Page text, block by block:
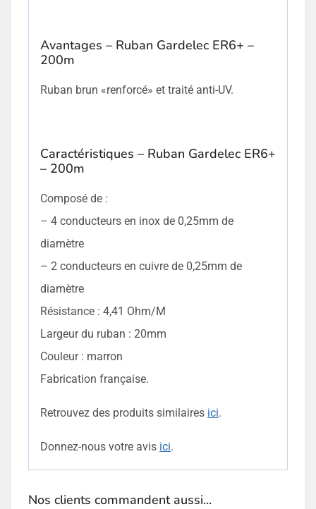
Avantages – Ruban Gardelec ER6+ –
200m
Ruban brun «renforcé» et traité anti-UV.
Caractéristiques – Ruban Gardelec ER6+
– 200m
Composé de :
– 4 conducteurs en inox de 0,25mm de
diamètre
– 2 conducteurs en cuivre de 0,25mm de
diamètre
Résistance : 4,41 Ohm/M
Largeur du ruban : 20mm
Couleur : marron
Fabrication française.
Retrouvez des produits similaires ici.
Donnez-nous votre avis ici.
Nos clients commandent aussi...